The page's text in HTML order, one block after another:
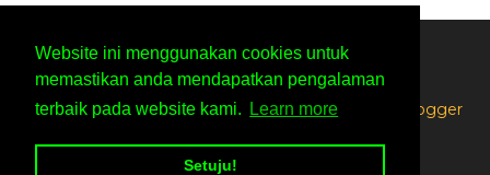
Website ini menggunakan cookies untuk
memastikan anda mendapatkan pengalaman
terbaik pada website kami.
Learn more
Setuju!
SITEMAP PRIVACY POLICY
Created BySoraTemplates| Distributed By Free Blogger
Templates